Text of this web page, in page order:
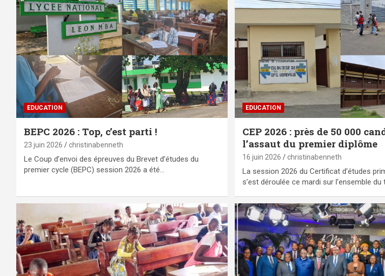
EDUCATION
BEPC 2026 : Top, c’est parti !
23 juin 2026 christinabenneth
Le Coup d’envoi des épreuves du Brevet d’études du
premier cycle (BEPC) session 2026 a été…
EDUCATION
CEP 2026 : près de 50 000
l’assaut du premier diplôme
16 juin 2026 christinabenneth
La session 2026 du Certificat d’études
s’est déroulée ce mardi sur l’ensemble